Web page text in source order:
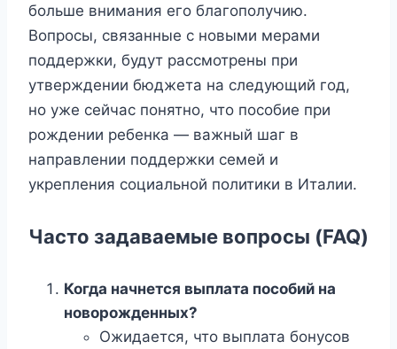
больше внимания его благополучию.
Вопросы, связанные с новыми мерами
поддержки, будут рассмотрены при
утверждении бюджета на следующий год,
но уже сейчас понятно, что пособие при
рождении ребенка — важный шаг в
направлении поддержки семей и
укрепления социальной политики в Италии.
Часто задаваемые вопросы (FAQ)
Когда начнется выплата пособий на
новорожденных?
Ожидается, что выплата бонусов